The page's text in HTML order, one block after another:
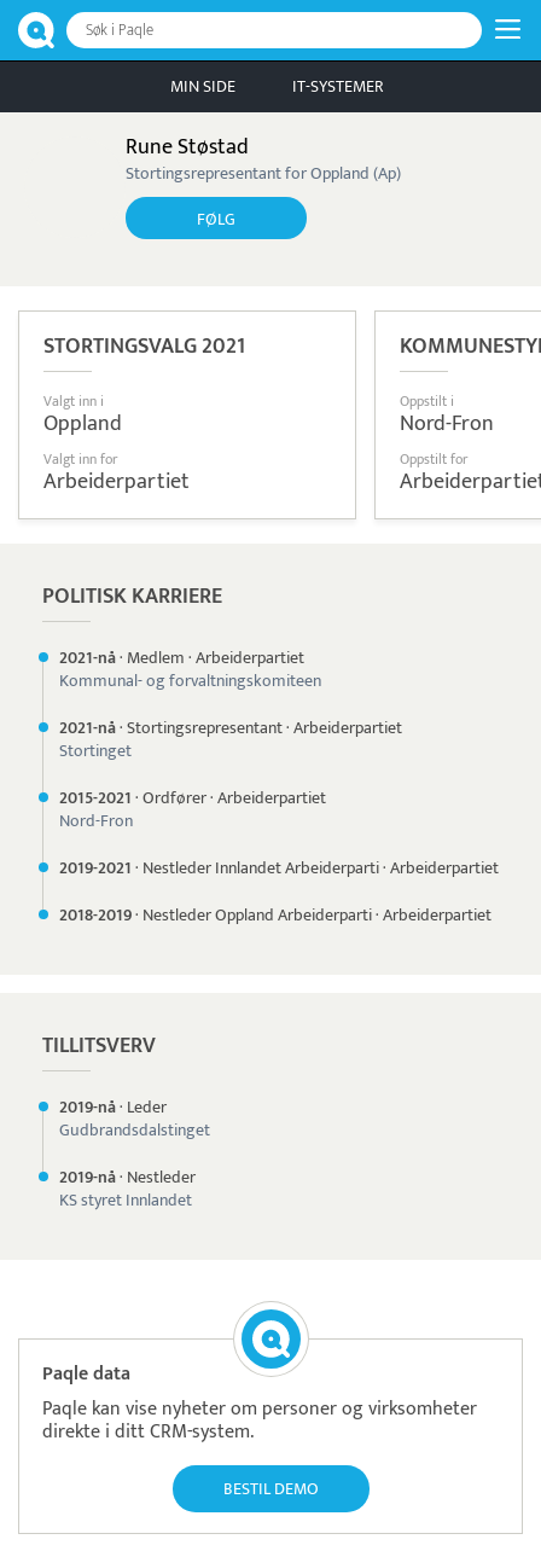
Søk i Paqle
MIN SIDE IT-SYSTEMER
Rune Støstad
Stortingsrepresentant for Oppland (Ap)
FØLG
STORTINGSVALG 2021
Valgt inn i
Oppland
Valgt inn for
Arbeiderpartiet
Oppstilt i
Nord-Fron
Oppstilt for
POLITISK KARRIERE
2021-nå· Medlem·Arbeiderpartiet
Kommunal- og forvaltningskomiteen
2021-nå·Stortingsrepresentant·Arbeiderpartiet
Stortinget
2015-2021·Ordfører·Arbeiderpartiet
Nord-Fron
2019-2021· Nestleder Innlandet Arbeiderparti·Arbeiderpartiet
2018-2019· Nestleder Oppland Arbeiderparti·Arbeiderpartiet
TILLITSVERV
2019-nå· Leder
Gudbrandsdalstinget
2019-nå· Nestleder
KS styret Innlandet
Paqle data
Paqle kan vise nyheter om personer og virksomheter
direkte i ditt CRM-system.
BESTIL DEMO